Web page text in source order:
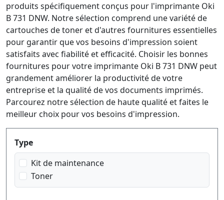
produits spécifiquement conçus pour l'imprimante Oki
B 731 DNW. Notre sélection comprend une variété de
cartouches de toner et d'autres fournitures essentielles
pour garantir que vos besoins d'impression soient
satisfaits avec fiabilité et efficacité. Choisir les bonnes
fournitures pour votre imprimante Oki B 731 DNW peut
grandement améliorer la productivité de votre
entreprise et la qualité de vos documents imprimés.
Parcourez notre sélection de haute qualité et faites le
meilleur choix pour vos besoins d'impression.
Produktfilter
Type
Kit de maintenance
Toner